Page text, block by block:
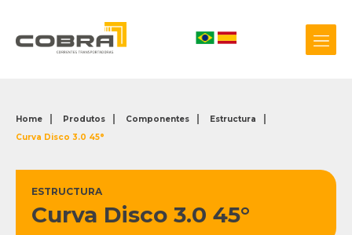
Biblioteca 3D
Home Produtos Componentes
Estructura
Curva Disco 3.0 45°
ESTRUCTURA
Curva Disco 3.0 45°